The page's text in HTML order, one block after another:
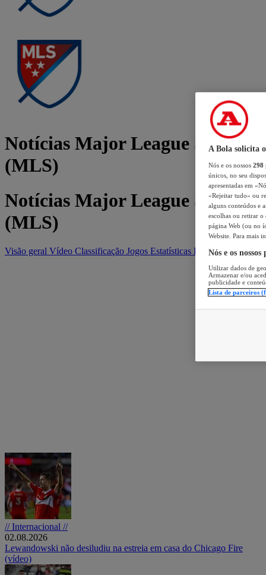
Notícias Major League Soccer
(MLS)
Notícias Major League Soccer
(MLS)
Visão geral Vídeo Classificação Jogos Estatísticas Equipas
// Internacional //
02.08.2026
Lewandowski não desiludiu na estreia em casa do Chicago Fire
(vídeo)
A Bola solicita
Nós e os nossos 298
únicos, no seu
apresentadas em
«Rejeitar tudo» ou
alguns conteúdos e
escolhas ou retirar
página Web (ou no
Website. Para mais
Nós e os
Utilizar dados de
Armazenar e/ou
publicidade e
Lista de parceiros